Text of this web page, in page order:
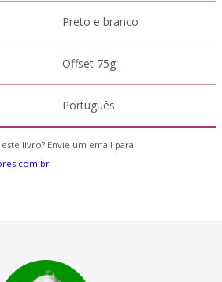
Preto e branco
Offset 75g
Português
livro? Envie um email para